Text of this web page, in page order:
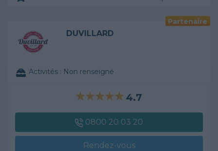
Partenaire
DUVILLARD
Activités : Non renseigné
4.7
0800 20 03 20
Rendez-vous